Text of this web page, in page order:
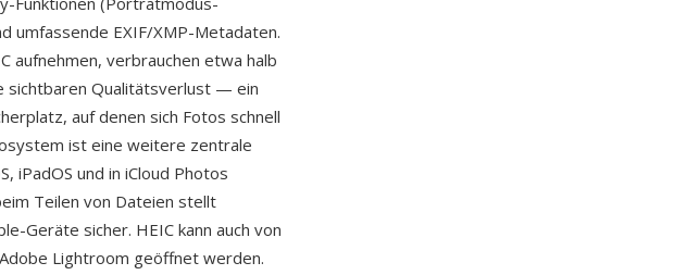
umfassende EXIF/XMP-Metadaten.
aufnehmen, verbrauchen etwa halb
sichtbaren Qualitätsverlust — ein
auf denen sich Fotos schnell
ist eine weitere zentrale
iPadOS und in iCloud Photos
Teilen von Dateien stellt
Geräte sicher. HEIC kann auch von
Lightroom geöffnet werden.